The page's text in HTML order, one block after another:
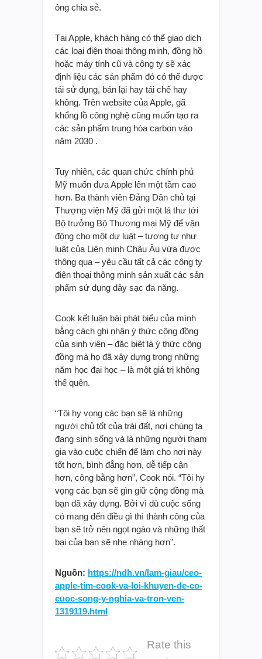
ông chia sẻ.
Tại Apple, khách hàng có thể giao dịch
các loại điện thoại thông minh, đồng hồ
hoặc máy tính cũ và công ty sẽ xác
định liệu các sản phẩm đó có thể được
tái sử dụng, bán lại hay tái chế hay
không. Trên website của Apple, gã
khổng lồ công nghệ cũng muốn tạo ra
các sản phẩm trung hòa carbon vào
năm 2030 .
Tuy nhiên, các quan chức chính phủ
Mỹ muốn đưa Apple lên một tầm cao
hơn. Ba thành viên Đảng Dân chủ tại
Thượng viện Mỹ đã gửi một lá thư tới
Bộ trưởng Bộ Thương mại Mỹ để vận
động cho một dự luật – tương tự như
luật của Liên minh Châu Âu vừa được
thông qua – yêu cầu tất cả các công ty
điện thoại thông minh sản xuất các sản
phẩm sử dụng dây sạc đa năng.
Cook kết luận bài phát biểu của mình
bằng cách ghi nhận ý thức cộng đồng
của sinh viên – đặc biệt là ý thức cộng
đồng mà họ đã xây dựng trong những
năm học đại học – là một giá trị không
thể quên.
“Tôi hy vọng các bạn sẽ là những
người chủ tốt của trái đất, nơi chúng ta
đang sinh sống và là những người tham
gia vào cuộc chiến để làm cho nơi này
tốt hơn, bình đẳng hơn, dễ tiếp cận
hơn, công bằng hơn”, Cook nói. “Tôi hy
vọng các bạn sẽ gìn giữ cộng đồng mà
bạn đã xây dựng. Bởi vì dù cuộc sống
có mang đến điều gì thì thành công của
bạn sẽ trở nên ngọt ngào và những thất
bại của bạn sẽ nhẹ nhàng hơn”.
Nguồn: https://ndh.vn/lam-giau/ceo-
apple-tim-cook-va-loi-khuyen-de-co-
cuoc-song-y-nghia-va-tron-ven-
1319119.html
Rate this